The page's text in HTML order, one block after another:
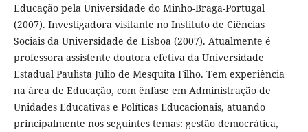
Educação pela Universidade do Minho-Braga-Portugal
(2007). Investigadora visitante no Instituto de Ciências
Sociais da Universidade de Lisboa (2007). Atualmente é
professora assistente doutora efetiva da Universidade
Estadual Paulista Júlio de Mesquita Filho. Tem experiência
na área de Educação, com ênfase em Administração de
Unidades Educativas e Políticas Educacionais, atuando
principalmente nos seguintes temas: gestão democrática,